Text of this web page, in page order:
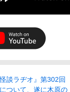
怪談ラヂオ』第302回
について、遂に木原の